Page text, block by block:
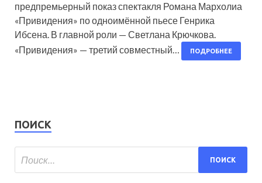
предпремьерный показ спектакля Романа Мархолиа
«Привидения» по одноимённой пьесе Генрика
Ибсена. В главной роли — Светлана Крючкова.
«Привидения» — третий совместный…
ПОДРОБНЕЕ
ПОИСК